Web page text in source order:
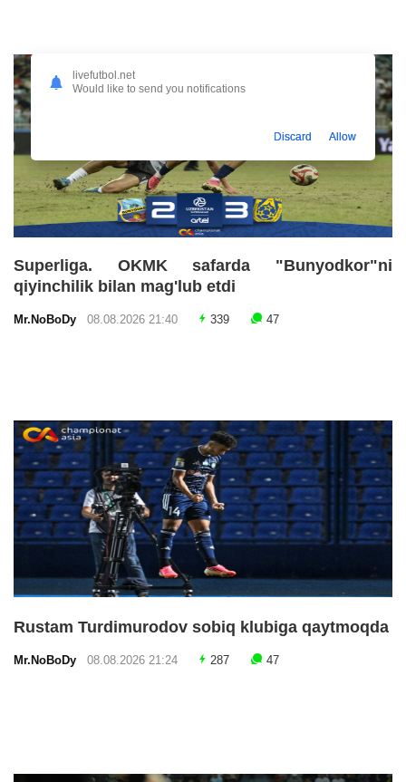
Superliga. OKMK safarda "Bunyodkor"ni
qiyinchilik bilan mag'lub etdi
Mr.NoBoDy 08.08.2026 21:40 339 47
Rustam Turdimurodov sobiq klubiga qaytmoqda
Mr.NoBoDy 08.08.2026 21:24 287 47
livefutbol.net
Would like to send you notifications
Discard Allow